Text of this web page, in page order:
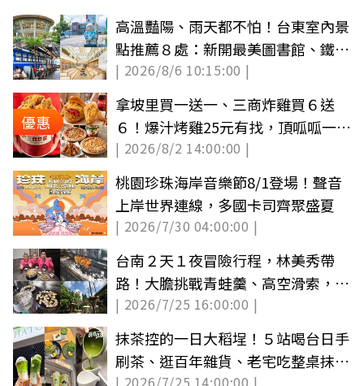
高溫豔陽、雨天都不怕！台東室內景
點推薦８處：新開最美圖書館、鐵路
便當故鄉
| 2026/8/6 10:15:00 |
優惠
拿坡里買一送一、三商炸雞買６送
６！爆汁烤雞25元有找，頂呱呱一斤
雞６折
| 2026/8/2 14:00:00 |
桃園珍珠海岸音樂節8/1登場！聲音
上岸世界連線，多國卡司齊聚盛夏
| 2026/7/30 04:00:00 |
台南２天１夜冒險行程，林美秀帶
路！大膽挑戰青蛙羹、高空滑索，現
採愛文芒果
| 2026/7/25 16:00:00 |
抹茶控的一日大稻埕！５站喝台日手
刷茶、逛百年雜貨、老宅吃整桌抹茶
| 2026/7/25 14:00:00 |